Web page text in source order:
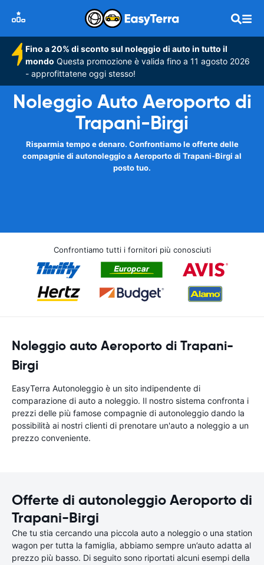
Fino a 20% di sconto sul noleggio di auto in tutto il
mondo Questa promozione è valida fino a 11 agosto 2026
- approfittatene oggi stesso!
Noleggio Auto Aeroporto di
Trapani-Birgi
Risparmia tempo e denaro. Confrontiamo le offerte delle
compagnie di autonoleggio a Aeroporto di Trapani-Birgi al
posto tuo.
Confrontiamo tutti i fornitori più conosciuti
Noleggio auto Aeroporto di Trapani-
Birgi
EasyTerra Autonoleggio è un sito indipendente di
comparazione di auto a noleggio. Il nostro sistema confronta i
prezzi delle più famose compagnie di autonoleggio dando la
possibilità ai nostri clienti di prenotare un'auto a noleggio a un
prezzo conveniente.
Offerte di autonoleggio Aeroporto di
Trapani-Birgi
Che tu stia cercando una piccola auto a noleggio o una station
wagon per tutta la famiglia, abbiamo sempre un’auto adatta al
prezzo più basso. Di seguito sono riportati alcuni esempi della